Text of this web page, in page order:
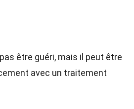
être guéri, mais il peut être
avec un traitement